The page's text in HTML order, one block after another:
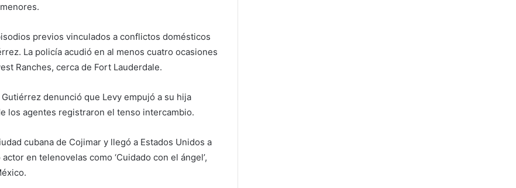
previos vinculados a conflictos domésticos
La policía acudió en al menos cuatro ocasiones
Ranches, cerca de Fort Lauderdale.
denunció que Levy empujó a su hija
los agentes registraron el tenso intercambio.
cubana de Cojimar y llegó a Estados Unidos a
en telenovelas como ‘Cuidado con el ángel’,